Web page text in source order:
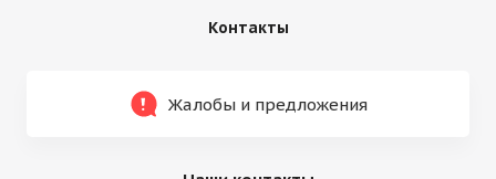
Контакты
Жалобы и предложения